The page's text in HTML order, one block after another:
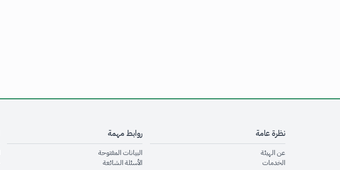
نظرة عامة
عن الهيئةopens in new window
الخدماتopens in new window
روابط مهمة
البيانات المفتوحةopens in new window
الأسئلة الشائعةopens in new window